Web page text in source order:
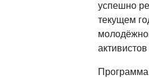
успешно
текущем